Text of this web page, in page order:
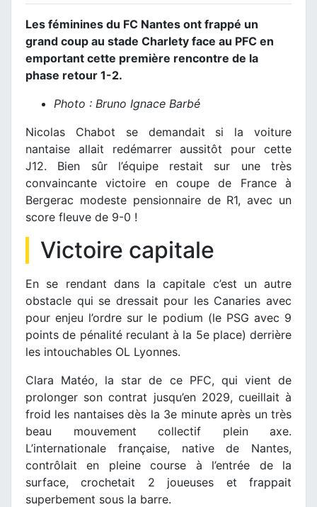
Les féminines du FC Nantes ont frappé un
grand coup au stade Charlety face au PFC en
emportant cette première rencontre de la
phase retour 1-2.
Photo : Bruno Ignace Barbé
Nicolas Chabot se demandait si la voiture
nantaise allait redémarrer aussitôt pour cette
J12. Bien sûr l’équipe restait sur une très
convaincante victoire en coupe de France à
Bergerac modeste pensionnaire de R1, avec un
score fleuve de 9-0 !
Victoire capitale
En se rendant dans la capitale c’est un autre
obstacle qui se dressait pour les Canaries avec
pour enjeu l’ordre sur le podium (le PSG avec 9
points de pénalité reculant à la 5e place) derrière
les intouchables OL Lyonnes.
Clara Matéo, la star de ce PFC, qui vient de
prolonger son contrat jusqu’en 2029, cueillait à
froid les nantaises dès la 3e minute après un très
beau mouvement collectif plein axe.
L’internationale française, native de Nantes,
contrôlait en pleine course à l’entrée de la
surface, crochetait 2 joueuses et frappait
superbement sous la barre.